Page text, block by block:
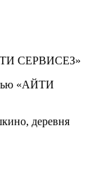
СЕРВИСЕЗ»
«АЙТИ
деревня